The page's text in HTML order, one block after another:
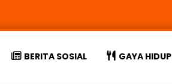
BERITA SOSIAL GAYA HIDUP